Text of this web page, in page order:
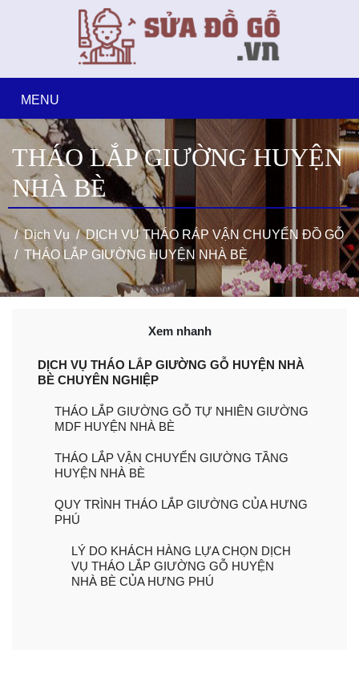
MENU
THÁO LẮP GIƯỜNG HUYỆN
NHÀ BÈ
Dịch Vụ
DỊCH VỤ THÁO RÁP VẬN CHUYỂN ĐỒ GỖ
THÁO LẮP GIƯỜNG HUYỆN NHÀ BÈ
Xem nhanh
DỊCH VỤ THÁO LẮP GIƯỜNG GỖ HUYỆN NHÀ
BÈ CHUYÊN NGHIỆP
THÁO LẮP GIƯỜNG GỖ TỰ NHIÊN GIƯỜNG
MDF HUYỆN NHÀ BÈ
THÁO LẮP VẬN CHUYỂN GIƯỜNG TẦNG
HUYỆN NHÀ BÈ
QUY TRÌNH THÁO LẮP GIƯỜNG CỦA HƯNG
PHÚ
LÝ DO KHÁCH HÀNG LỰA CHỌN DỊCH
VỤ THÁO LẮP GIƯỜNG GỖ HUYỆN
NHÀ BÈ CỦA HƯNG PHÚ